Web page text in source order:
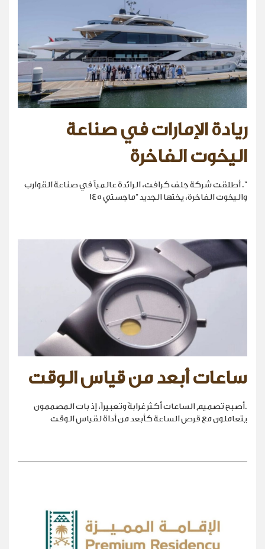
ريادة الإمارات في صناعة
اليخوت الفاخرة
". أطلقت شركة جلف كرافت، الرائدة عالمياً في صناعة القوارب
واليخوت الفاخرة، يختها الجديد "ماجستي 145
ساعات أبعد من قياس الوقت
.أصبح تصميم الساعات أكثر غرابةً وتعبيراً، إذ بات المصممون
يتعاملون مع قرص الساعة كأبعد من أداة لقياس الوقت